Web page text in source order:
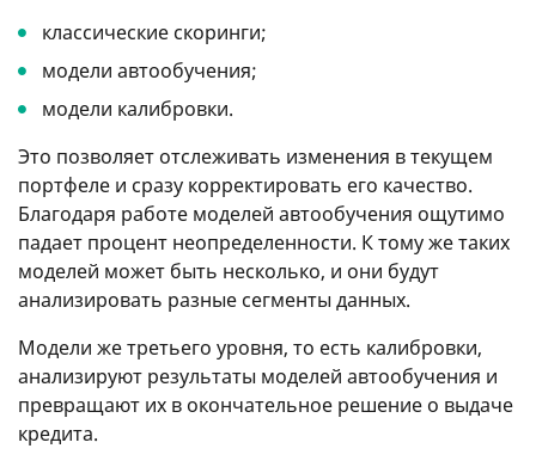
классические скоринги;
модели автообучения;
модели калибровки.
Это позволяет отслеживать изменения в текущем
портфеле и сразу корректировать его качество.
Благодаря работе моделей автообучения ощутимо
падает процент неопределенности. К тому же таких
моделей может быть несколько, и они будут
анализировать разные сегменты данных.
Модели же третьего уровня, то есть калибровки,
анализируют результаты моделей автообучения и
превращают их в окончательное решение о выдаче
кредита.